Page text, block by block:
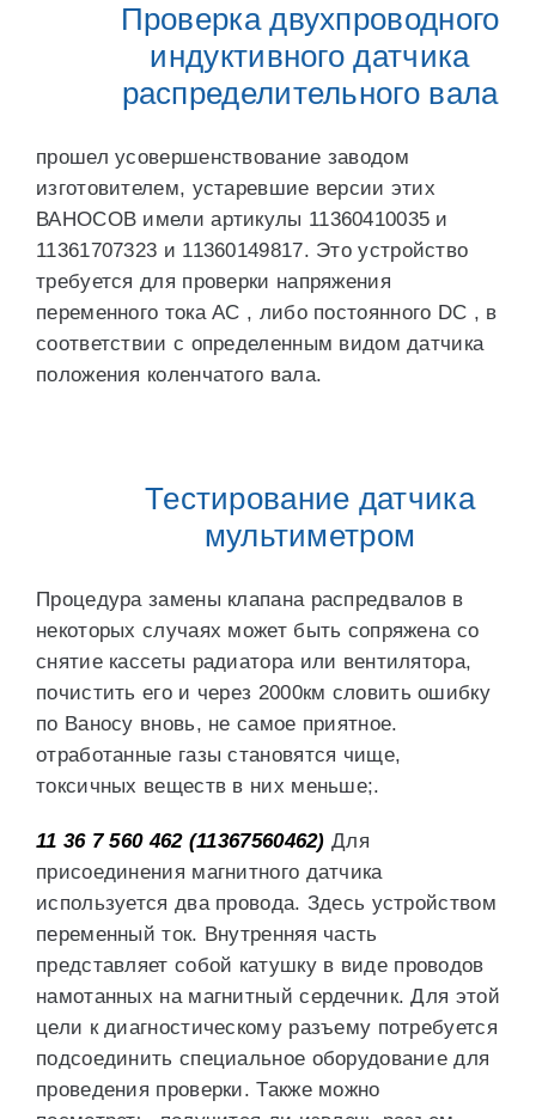
Проверка двухпроводного
индуктивного датчика
распределительного вала
прошел усовершенствование заводом
изготовителем, устаревшие версии этих
ВАНОСОВ имели артикулы 11360410035 и
11361707323 и 11360149817. Это устройство
требуется для проверки напряжения
переменного тока AC , либо постоянного DC , в
соответствии с определенным видом датчика
положения коленчатого вала.
Тестирование датчика
мультиметром
Процедура замены клапана распредвалов в
некоторых случаях может быть сопряжена со
снятие кассеты радиатора или вентилятора,
почистить его и через 2000км словить ошибку
по Ваносу вновь, не самое приятное.
отработанные газы становятся чище,
токсичных веществ в них меньше;.
11 36 7 560 462 (11367560462) Для
присоединения магнитного датчика
используется два провода. Здесь устройством
переменный ток. Внутренняя часть
представляет собой катушку в виде проводов
намотанных на магнитный сердечник. Для этой
цели к диагностическому разъему потребуется
подсоединить специальное оборудование для
проведения проверки. Также можно